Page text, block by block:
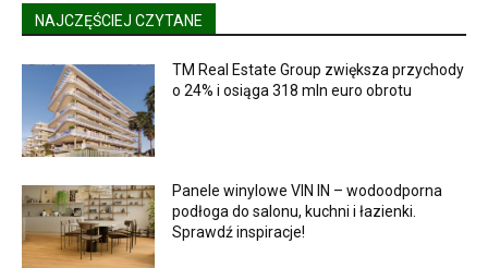
NAJCZĘŚCIEJ CZYTANE
TM Real Estate Group zwiększa przychody
o 24% i osiąga 318 mln euro obrotu
Panele winylowe VIN IN – wodoodporna
podłoga do salonu, kuchni i łazienki.
Sprawdź inspiracje!